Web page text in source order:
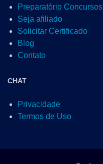
Preparatório Concursos
Seja afiliado
Solicitar Certificado
Blog
Contato
CHAT
Privacidade
Termos de Uso